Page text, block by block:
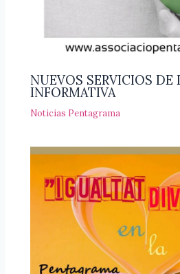
NUEVOS SERVICIOS DE
INFORMATIVA
Noticias Pentagrama